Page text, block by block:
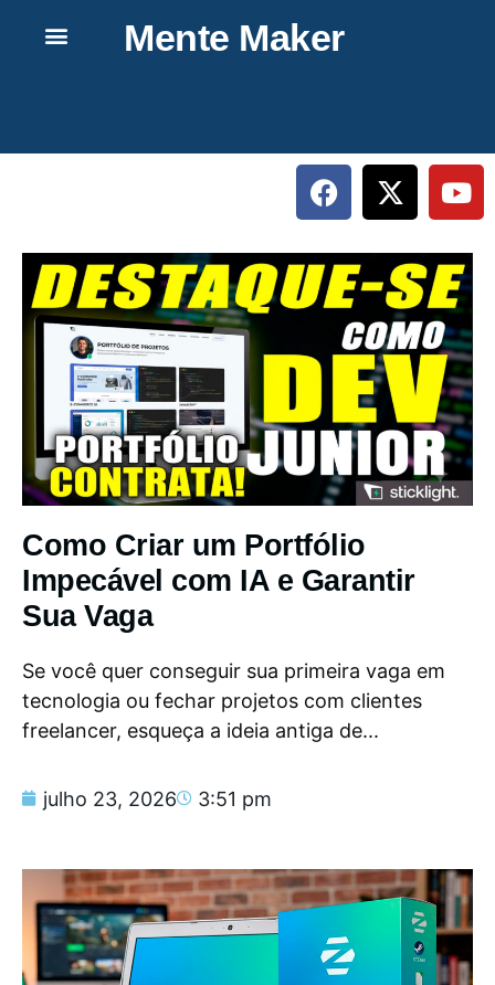
Mente Maker
Como Criar um Portfólio
Impecável com IA e Garantir
Sua Vaga
Se você quer conseguir sua primeira vaga em
tecnologia ou fechar projetos com clientes
freelancer, esqueça a ideia antiga de...
julho 23, 2026 3:51 pm